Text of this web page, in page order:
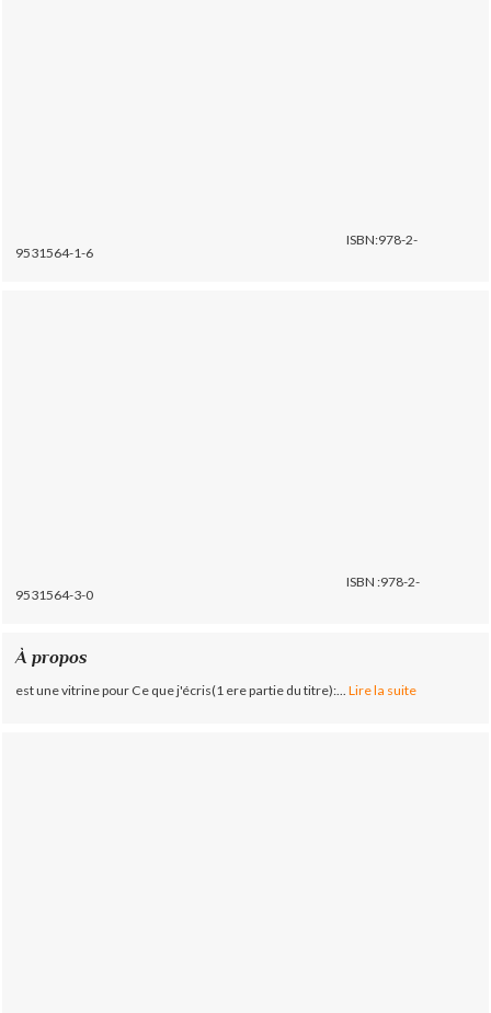
ISBN:978-2-
9531564-1-6
ISBN :978-2-
9531564-3-0
À propos
est une vitrine pour Ce que j'écris(1 ere partie du titre):... Lire la suite